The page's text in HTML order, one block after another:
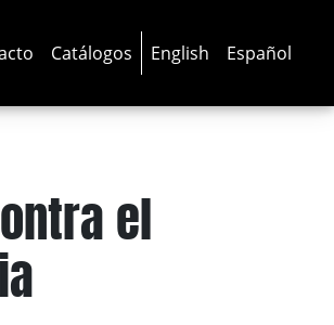
Catálogos English Español
el